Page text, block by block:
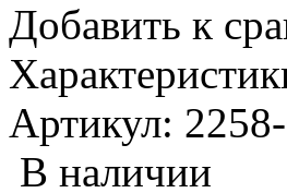
Добавить к
Артикул:
В наличии